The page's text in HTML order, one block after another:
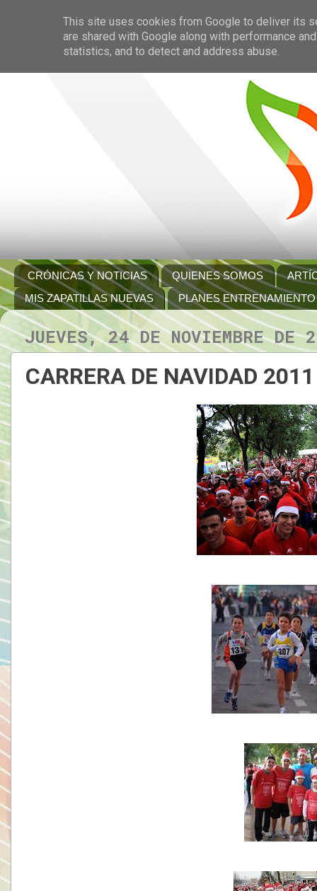
CRÓNICAS Y NOTICIAS QUIENES SOMOS
MIS ZAPATILLAS NUEVAS
PLANES ENTRENAMIENTO
JUEVES, 24 DE NOVIEMBRE DE
CARRERA DE NAVIDAD 2011
This site uses cookies from Google to deliver its
are shared with Google along with performance
statistics, and to detect and address abuse.